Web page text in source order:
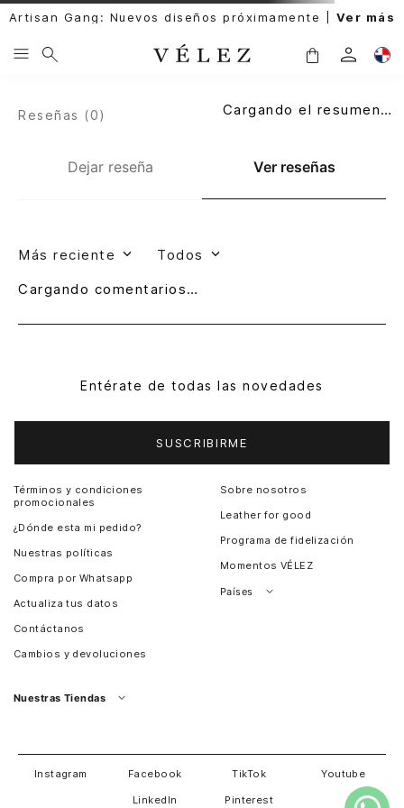
Artisan Gang: Nuevos diseños próximamente | Ver más
Dejar reseña Ver reseñas
Reseñas (0) Cargando el resumen…
Más reciente Todos
Cargando comentarios…
Entérate de todas las novedades
SUSCRIBIRME
Términos y condiciones
promocionales
¿Dónde esta mi pedido?
Nuestras políticas
Compra por Whatsapp
Actualiza tus datos
Contáctanos
Cambios y devoluciones
Sobre nosotros
Leather for good
Programa de fidelización
Momentos VÉLEZ
Países
Costa Rica
Nuestras Tiendas
Instagram
Facebook TikTok Youtube
LinkedIn Pinterest